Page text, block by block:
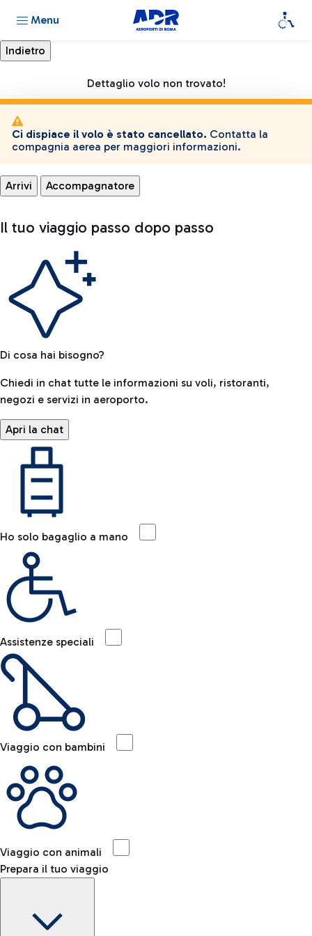
Menu
Dettaglio volo non trovato!
Ci dispiace il volo è stato cancellato. Contatta la
compagnia aerea per maggiori informazioni.
Arrivi Accompagnatore
Il tuo viaggio passo dopo passo
Di cosa hai bisogno?
Chiedi in chat tutte le informazioni su voli, ristoranti,
negozi e servizi in aeroporto.
Apri la chat
Ho solo bagaglio a mano
Assistenze speciali
Viaggio con bambini
Viaggio con animali
Prepara il tuo viaggio